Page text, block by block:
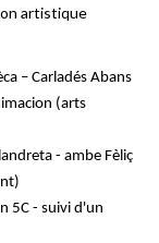
artistique
– Carladés Abans
(arts
- ambe Fèliç
5C - suivi d'un